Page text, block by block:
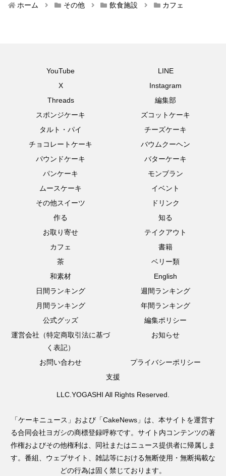
ホーム その他 飲食施設 カフェ
YouTube
LINE
X
Instagram
Threads
編集部
スポンジケーキ
ズコットケーキ
タルト・パイ
チーズケーキ
チョコレートケーキ
バウムクーヘン
パウンドケーキ
バターケーキ
パンケーキ
モンブラン
ムースケーキ
イベント
その他スイーツ
ドリンク
作る
知る
お取り寄せ
テイクアウト
カフェ
書籍
茶
ベリー類
和素材
English
日間ランキング
週間ランキング
月間ランキング
年間ランキング
公式グッズ
編集ポリシー
運営会社（特定商取引法に基づ
く表記）
お知らせ
お問い合わせ
プライバシーポリシー
支援
LLC.YOGASHI All Rights Reserved.
「ケーキニュース」および「CakeNews」は、本サイトを運営す
る合同会社ヨガシの商標登録呼称です。サイト内コンテンツの著
作権およびその他権利は、同社またはニュース提供者に帰属しま
す。番組、ウェブサイト、雑誌等における無断使用・無断掲載な
どの行為は固く禁じております。